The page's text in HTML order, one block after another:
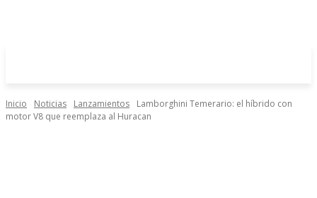
Inicio Noticias Lanzamientos
Lamborghini Temerario: el híbrido con
motor V8 que reemplaza al Huracan